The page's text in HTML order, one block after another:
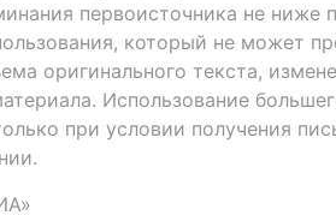
первоисточника не ниже
который не может
оригинального текста,
Использование
при условии получения